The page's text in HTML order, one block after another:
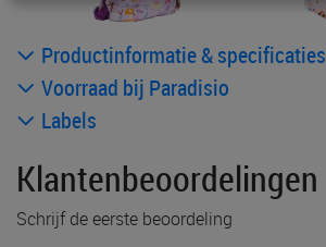
Productinformatie & specificaties
Voorraad bij Paradisio
Labels
Klantenbeoordelingen
Schrijf de eerste beoordeling